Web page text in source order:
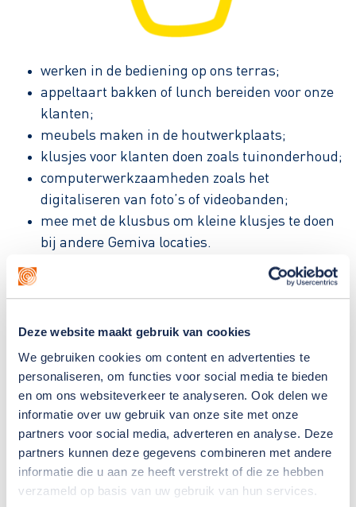
Deze website maakt gebruik van cookies
We gebruiken cookies om content en advertenties te
personaliseren, om functies voor social media te bieden
en om ons websiteverkeer te analyseren. Ook delen we
informatie over uw gebruik van onze site met onze
partners voor social media, adverteren en analyse. Deze
partners kunnen deze gegevens combineren met andere
informatie die u aan ze heeft verstrekt of die ze hebben
verzameld op basis van uw gebruik van hun services.
werken in de bediening op ons terras;
appeltaart bakken of lunch bereiden voor onze
klanten;
meubels maken in de houtwerkplaats;
klusjes voor klanten doen zoals tuinonderhoud;
computerwerkzaamheden zoals het
digitaliseren van foto’s of videobanden;
mee met de klusbus om kleine klusjes te doen
bij andere Gemiva locaties.
Begeleiding
Iedere groep heeft een begeleider, soms is er ook
welke klus je die dag kunt gaan doen, en wie of wat
jou bij jouw klus kan helpen. Soms werk je aan een
wat langer project met een collega samen, of maakt
iedereen een onderdeel van een groter geheel. Zo nu
en dan bespreek je met je persoonlijk begeleider
hoe je vindt dat het gaat, en wat je nog meer zou
willen doen of leren.